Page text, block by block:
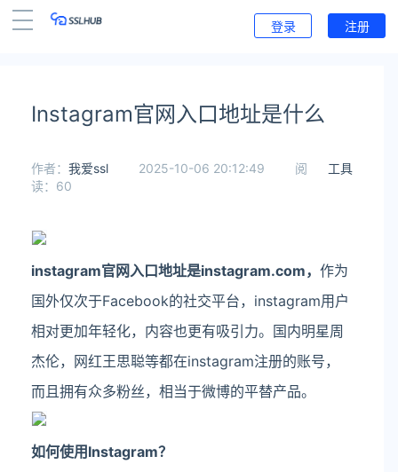
登录 注册
Instagram官网入口地址是什么
工具
作者： 我爱ssl 2025-10-06 20:12:49
阅
读：60
instagram官网入口地址是instagram.com， 作为
国外仅次于Facebook的社交平台，instagram用户
相对更加年轻化，内容也更有吸引力。国内明星周
杰伦，网红王思聪等都在instagram注册的账号，
而且拥有众多粉丝，相当于微博的平替产品。
如何使用Instagram？